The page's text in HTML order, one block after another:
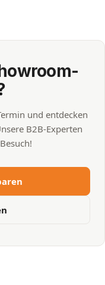
und entdecken
B2B-Experten